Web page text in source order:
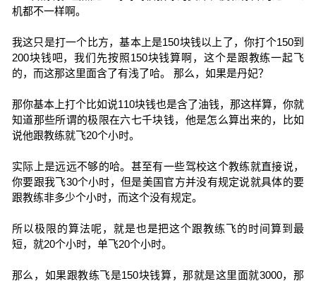
机都不一样啊。
我这只是打一个比方，基本上是150块钱以上了，你打个150到
200块钱吧，我们先按照150块钱算啊，这个是跟教练一起飞
的，而这那这里面含了有浅了哈。 那么，如果是丹妃？
那你基本上打个比如说110块钱也是含了油钱，那这样算，你就
知道那些所谓的极限在六七千块钱，他是怎么算出来的，比如
说他跟教练就飞20个小时。
实际上是远远不够的哈。甚至有一些驾校这个教练就直接说，
你要跟我飞30个小时，但是美国官方并没有规定说就具体的要
跟教练非多少个小时，而这个没有规定。
所以极限的算法呢，就是也是把这个跟教练飞的时间算到最
短，就20个小时，单飞20个小时。
那么，如果跟教练飞是150块钱算，那就是这里面就3000，那